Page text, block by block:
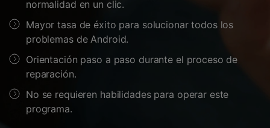
Herramientas Online
Guías
Soporte
Blog
Transferencia de Datos
Gestor de Datos
Reparación de Móviles
Protección del Móvil
Desbloqueo FRP en Android 16
Iniciar sesión
normalidad en un clic.
Mayor tasa de éxito para solucionar todos los
problemas de Android.
Orientación paso a paso durante el proceso de
reparación.
No se requieren habilidades para operar este
programa.